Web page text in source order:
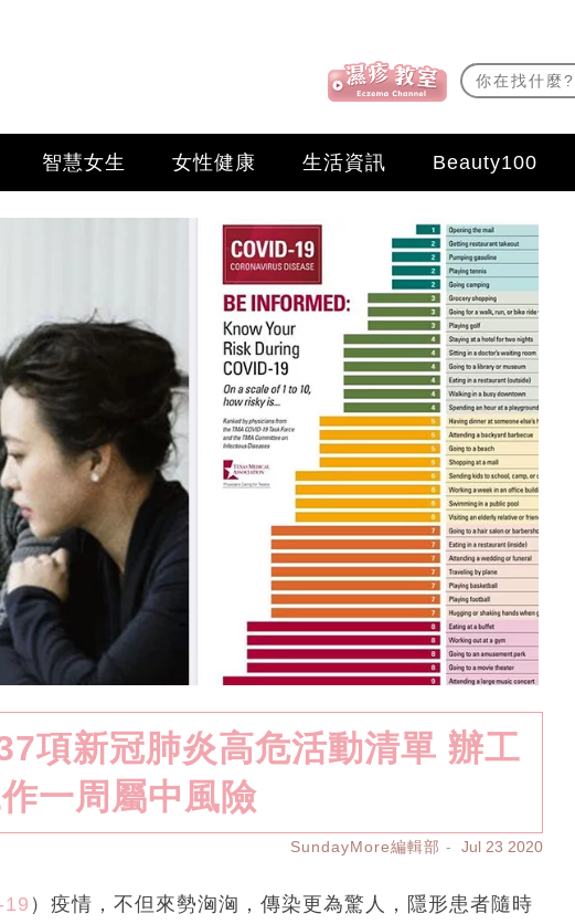
智慧女生 女性健康 生活資訊 Beauty100
項新冠肺炎高危活動清單 辦工
一周屬中風險
SundayMore編輯部 Jul 23 2020
19 ）疫情，不但來勢洶洶，傳染更為驚人，隱形患者隨時